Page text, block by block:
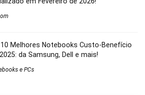
Melhores Notebooks Custo-Benefício
da Samsung, Dell e mais!
e PCs